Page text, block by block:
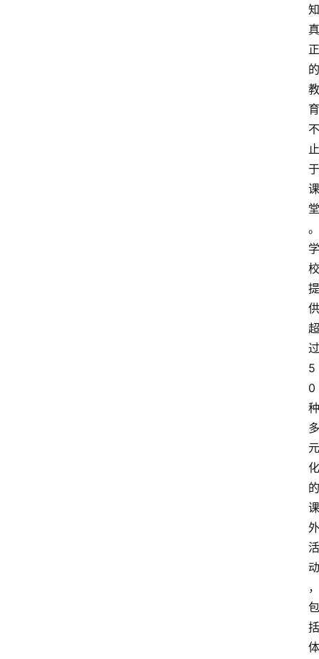
知
真
正
的
教
育
不
止
于
课
堂
。
学
校
提
供
超
过
5
0
种
多
元
化
的
课
外
活
动
，
包
括
体